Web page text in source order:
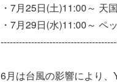
・7月25日(土)11:00～
・7月29日(水)11:00～
6月は台風の影響により、